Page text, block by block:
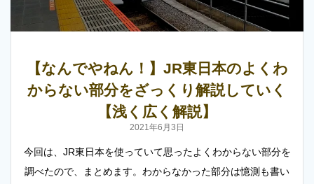
【なんでやねん！】JR東日本のよくわ
からない部分をざっくり解説していく
【浅く広く解説】
2021年6月3日
今回は、JR東日本を使っていて思ったよくわからない部分を
調べたので、まとめます。わからなかった部分は憶測も書い